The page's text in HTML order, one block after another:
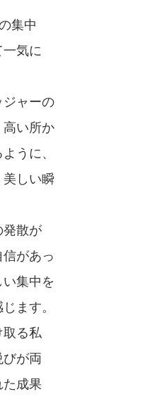
集中
一気に
ジャーの
高い所か
うに、
しい瞬
発散が
があっ
集中を
ます。
取る私
びが両
た成果